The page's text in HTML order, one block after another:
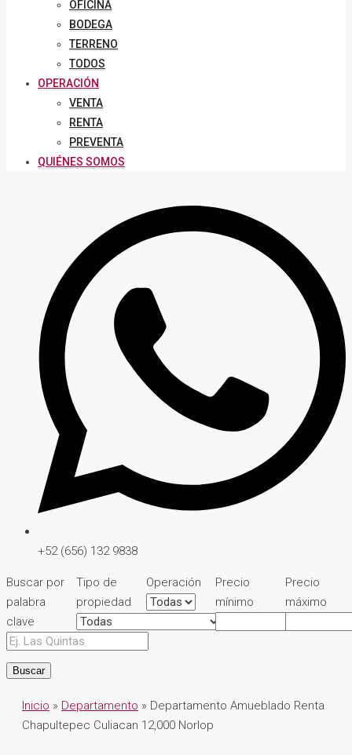
OFICINA
BODEGA
TERRENO
TODOS
OPERACIÓN
VENTA
RENTA
PREVENTA
QUIÉNES SOMOS
+52 (656) 132 9838
Buscar por
palabra
clave
Tipo de
propiedad
Operación
Precio
mínimo
Precio
máximo
Buscar
Inicio » Departamento » Departamento Amueblado Renta
Chapultepec Culiacan 12,000 Norlop